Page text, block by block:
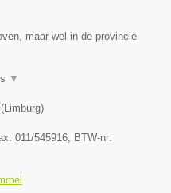
maar wel in de provincie
▼
(Limburg)
011/545916, BTW-nr: